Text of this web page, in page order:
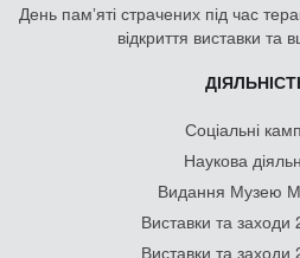
День памʼяті страчених під час
відкриття виставки та
Соціальні
Наукова
Видання Музею
Виставки та заходи
Виставки та заходи